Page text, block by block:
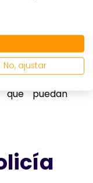
deberás
Además,
no solo no
que tampoco
puedan
No, ajustar